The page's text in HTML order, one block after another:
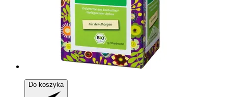
Do koszyka